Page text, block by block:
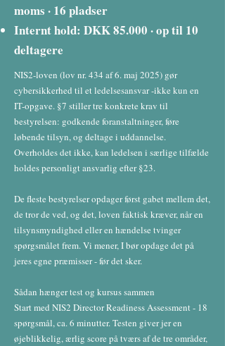
moms · 16 pladser
Internt hold: DKK 85.000 · op til 10
deltagere
NIS2-loven (lov nr. 434 af 6. maj 2025) gør
cybersikkerhed til et ledelsesansvar -ikke kun en
IT-opgave. §7 stiller tre konkrete krav til
bestyrelsen: godkende foranstaltninger, føre
løbende tilsyn, og deltage i uddannelse.
Overholdes det ikke, kan ledelsen i særlige tilfælde
holdes personligt ansvarlig efter §23.
De fleste bestyrelser opdager først gabet mellem det,
de tror de ved, og det, loven faktisk kræver, når en
tilsynsmyndighed eller en hændelse tvinger
spørgsmålet frem. Vi mener, I bør opdage det på
jeres egne præmisser - før det sker.
Sådan hænger test og kursus sammen
Start med NIS2 Director Readiness Assessment - 18
spørgsmål, ca. 6 minutter. Testen giver jer en
øjeblikkelig, ærlig score på tværs af de tre områder,